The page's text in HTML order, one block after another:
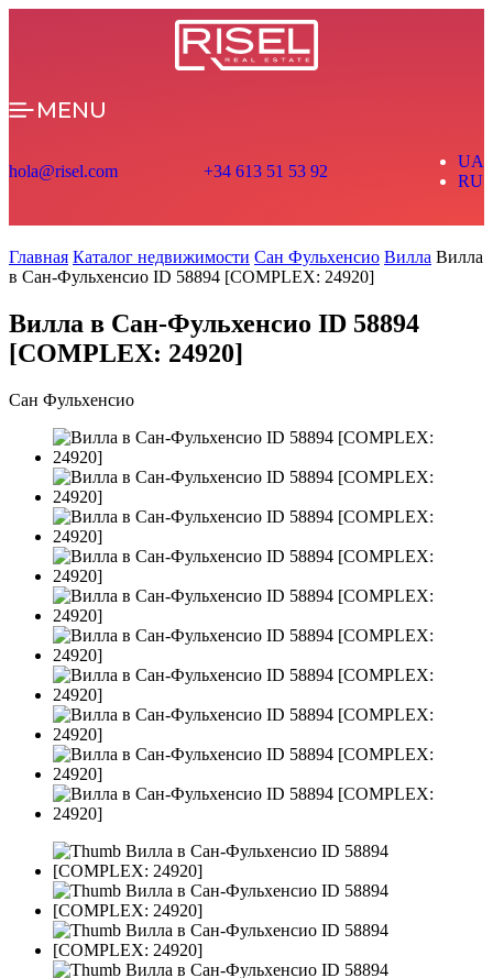
MENU
hola@risel.com +34 613 51 53 92
UA
RU
Главная Каталог недвижимости Сан Фульхенсио Вилла Вилла
в Сан-Фульхенсио ID 58894 [COMPLEX: 24920]
Вилла в Сан-Фульхенсио ID 58894
[COMPLEX: 24920]
Сан Фульхенсио